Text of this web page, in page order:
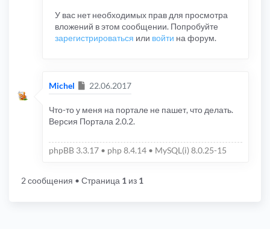
У вас нет необходимых прав для просмотра
вложений в этом сообщении. Попробуйте
зарегистрироваться или войти на форум.
Michel Сообщение
22.06.2017
Что-то у меня на портале не пашет, что делать.
Версия Портала 2.0.2.
phpBB 3.3.17 • php 8.4.14 • MySQL(i) 8.0.25-15
2 сообщения • Страница 1 из 1